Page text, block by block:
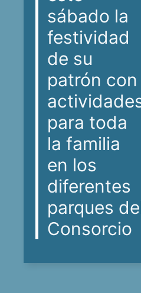
sábado la
festividad
de su
patrón con
para toda
la familia
en los
diferentes
parques
Consorcio